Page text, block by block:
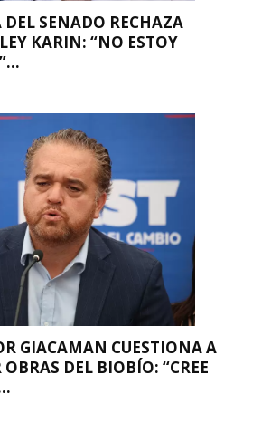
DEL SENADO RECHAZA
KARIN: “NO ESTOY
GIACAMAN CUESTIONA A
DEL BIOBÍO: “CREE